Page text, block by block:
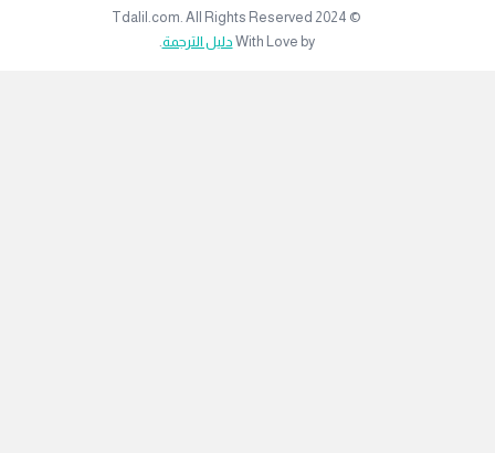
With Love by دليل الترجمة.